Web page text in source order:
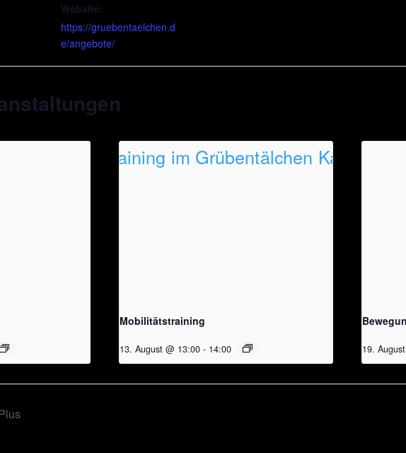
Website:
https://gruebentaelchen.d
e/angebote/
Mobilitätstraining
13. August @ 13:00 - 14:00 19.